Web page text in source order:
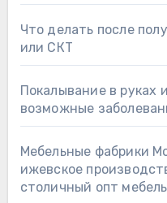
Что делать после
или СКТ
Покалывание в руках
возможные
Мебельные фабрики
ижевское
столичный опт